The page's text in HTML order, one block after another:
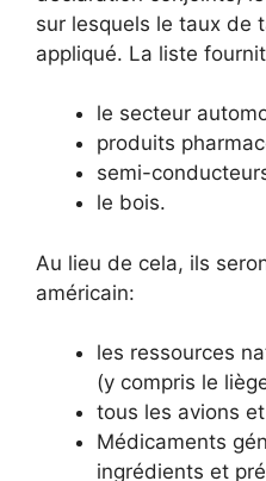
sur lesquels le taux de
appliqué. La liste
le secteur
produits
semi-
le bois.
Au lieu de cela, ils
américain:
les ressources
(y compris le
tous les avions
Médicaments
ingrédients et